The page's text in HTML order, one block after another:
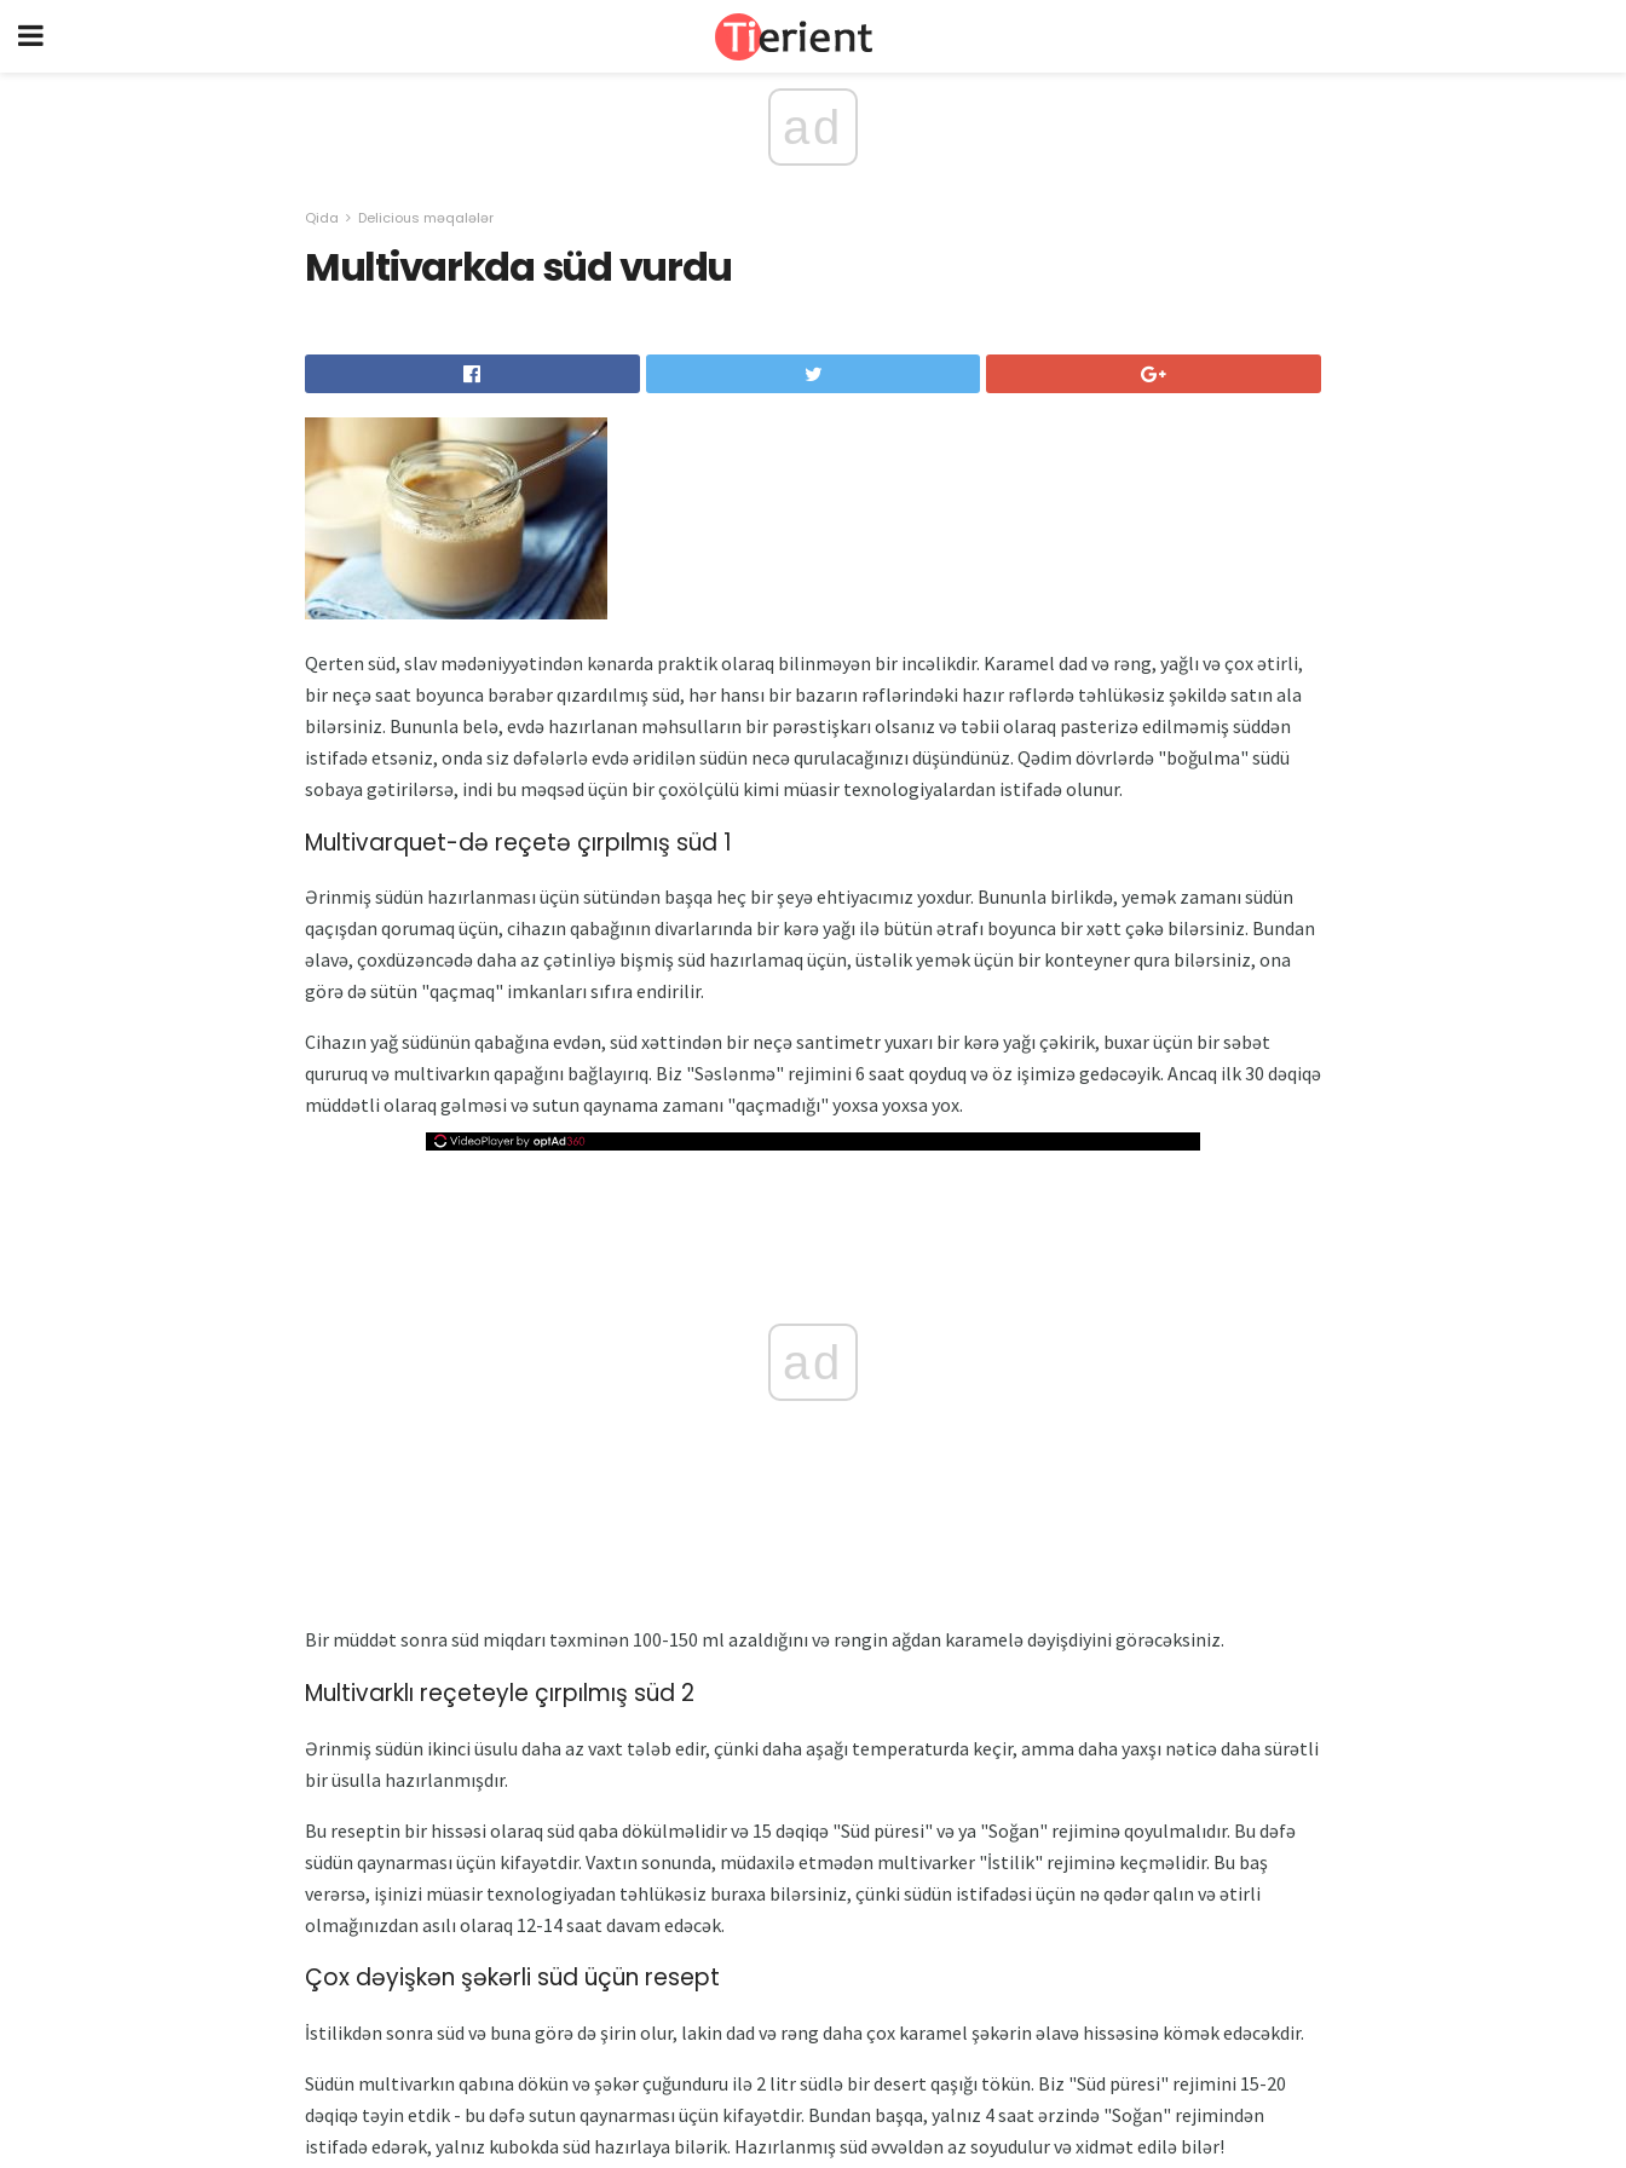
ad
Qida Delicious məqalələr
Multivarkda süd vurdu
Qerten süd, slav mədəniyyətindən kənarda praktik olaraq bilinməyən bir incəlikdir. Karamel dad və rəng, yağlı və çox ətirli,
bir neçə saat boyunca bərabər qızardılmış süd, hər hansı bir bazarın rəflərindəki hazır rəflərdə təhlükəsiz şəkildə satın ala
bilərsiniz. Bununla belə, evdə hazırlanan məhsulların bir pərəstişkarı olsanız və təbii olaraq pasterizə edilməmiş süddən
istifadə etsəniz, onda siz dəfələrlə evdə əridilən südün necə qurulacağınızı düşündünüz. Qədim dövrlərdə "boğulma" südü
sobaya gətirilərsə, indi bu məqsəd üçün bir çoxölçülü kimi müasir texnologiyalardan istifadə olunur.
Multivarquet-də reçetə çırpılmış süd 1
Ərinmiş südün hazırlanması üçün sütündən başqa heç bir şeyə ehtiyacımız yoxdur. Bununla birlikdə, yemək zamanı südün
qaçışdan qorumaq üçün, cihazın qabağının divarlarında bir kərə yağı ilə bütün ətrafı boyunca bir xətt çəkə bilərsiniz. Bundan
əlavə, çoxdüzəncədə daha az çətinliyə bişmiş süd hazırlamaq üçün, üstəlik yemək üçün bir konteyner qura bilərsiniz, ona
görə də sütün "qaçmaq" imkanları sıfıra endirilir.
Cihazın yağ südünün qabağına evdən, süd xəttindən bir neçə santimetr yuxarı bir kərə yağı çəkirik, buxar üçün bir səbət
qururuq və multivarkın qapağını bağlayırıq. Biz "Səslənmə" rejimini 6 saat qoyduq və öz işimizə gedəcəyik. Ancaq ilk 30 dəqiqə
müddətli olaraq gəlməsi və sutun qaynama zamanı "qaçmadığı" yoxsa yoxsa yox.
ad
Bir müddət sonra süd miqdarı təxminən 100-150 ml azaldığını və rəngin ağdan karamelə dəyişdiyini görəcəksiniz.
Multivarklı reçeteyle çırpılmış süd 2
Ərinmiş südün ikinci üsulu daha az vaxt tələb edir, çünki daha aşağı temperaturda keçir, amma daha yaxşı nəticə daha sürətli
bir üsulla hazırlanmışdır.
Bu reseptin bir hissəsi olaraq süd qaba dökülməlidir və 15 dəqiqə "Süd püresi" və ya "Soğan" rejiminə qoyulmalıdır. Bu dəfə
südün qaynarması üçün kifayətdir. Vaxtın sonunda, müdaxilə etmədən multivarker "İstilik" rejiminə keçməlidir. Bu baş
verərsə, işinizi müasir texnologiyadan təhlükəsiz buraxa bilərsiniz, çünki südün istifadəsi üçün nə qədər qalın və ətirli
olmağınızdan asılı olaraq 12-14 saat davam edəcək.
Çox dəyişkən şəkərli süd üçün resept
İstilikdən sonra süd və buna görə də şirin olur, lakin dad və rəng daha çox karamel şəkərin əlavə hissəsinə kömək edəcəkdir.
Südün multivarkın qabına dökün və şəkər çuğunduru ilə 2 litr südlə bir desert qaşığı tökün. Biz "Süd püresi" rejimini 15-20
dəqiqə təyin etdik - bu dəfə sutun qaynarması üçün kifayətdir. Bundan başqa, yalnız 4 saat ərzində "Soğan" rejimindən
istifadə edərək, yalnız kubokda süd hazırlaya bilərik. Hazırlanmış süd əvvəldən az soyudulur və xidmət edilə bilər!